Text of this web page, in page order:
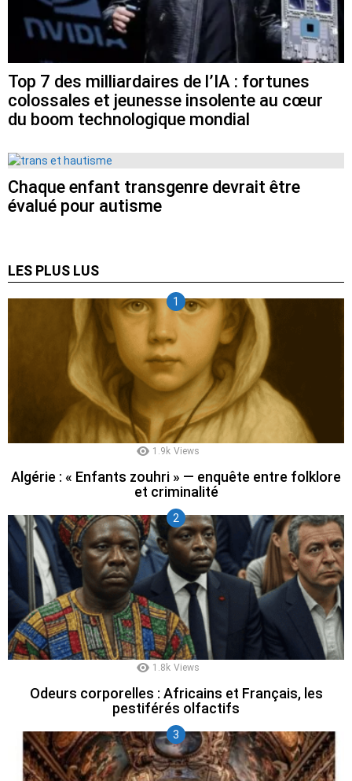
Top 7 des milliardaires de l’IA : fortunes
colossales et jeunesse insolente au cœur
du boom technologique mondial
Chaque enfant transgenre devrait être
évalué pour autisme
LES PLUS LUS
1.9k Views
Algérie : « Enfants zouhri » — enquête entre folklore
et criminalité
1.8k Views
Odeurs corporelles : Africains et Français, les
pestiférés olfactifs